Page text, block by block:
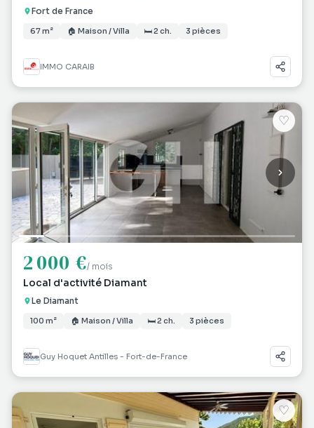
Fort de France
67 m² 🏠 Maison / Villa 🛏 2 ch. 3 pièces
IMMO CARAIB
♡
2 000 €/ mois
Local d'activité Diamant
Le Diamant
100 m² 🏠 Maison / Villa 🛏 2 ch. 3 pièces
Guy Hoquet Antilles - Fort-de-France
♡